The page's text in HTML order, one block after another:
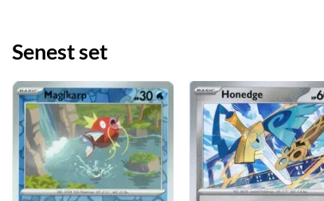
Senest set